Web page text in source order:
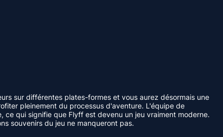
sur différentes plates-formes et vous aurez désormais une
pleinement du processus d'aventure. L'équipe de
qui signifie que Flyff est devenu un jeu vraiment moderne.
souvenirs du jeu ne manqueront pas.